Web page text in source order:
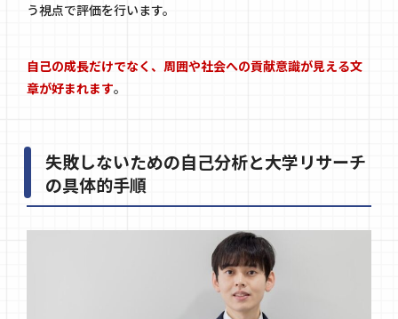
う視点で評価を行います。
自己の成長だけでなく、周囲や社会への貢献意識が見える文
章が好まれます。
失敗しないための自己分析と大学リサーチ
の具体的手順